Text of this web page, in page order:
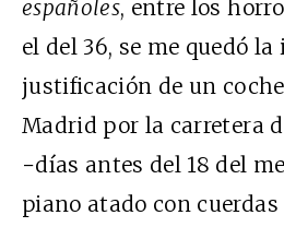
españoles, entre los
el del 36, se me quedó
justificación de un
Madrid por la carretera
−días antes del 18 del
piano atado con cuerdas